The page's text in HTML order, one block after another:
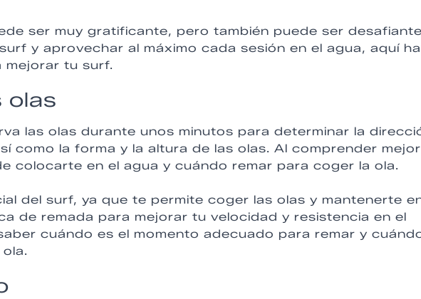
ser muy gratificante, pero también puede ser
y aprovechar al máximo cada sesión en el agua, aquí
mejorar tu surf.
olas
las olas durante unos minutos para determinar la
como la forma y la altura de las olas. Al comprender
colocarte en el agua y cuándo remar para coger la ola.
del surf, ya que te permite coger las olas y mantenerte
de remada para mejorar tu velocidad y resistencia en el
cuándo es el momento adecuado para remar y